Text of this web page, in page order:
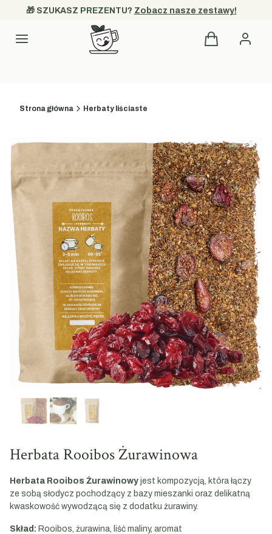
🎁 SZUKASZ PREZENTU? Zobacz nasze zestawy!
Kategorie Produkty w
Strona główna Herbaty liściaste
Herbata Rooibos Żurawinowa
Herbata Rooibos Żurawinowy jest kompozycją, która łączy
ze sobą słodycz pochodzący z bazy mieszanki oraz delikatną
kwaskowość wywodzącą się z dodatku żurawiny.
Skład: Rooibos, żurawina, liść maliny, aromat